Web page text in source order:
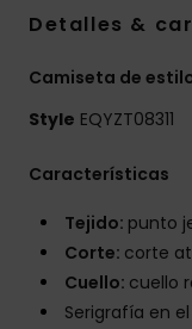
Detalles &
Camiseta de
Style EQYZT08311
Características
Tejido: punto
Corte: corte
Cuello: cuello
Serigrafía en